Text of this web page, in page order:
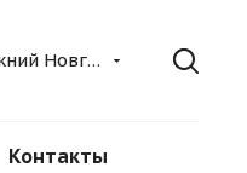
Нижний Новгород
Контакты